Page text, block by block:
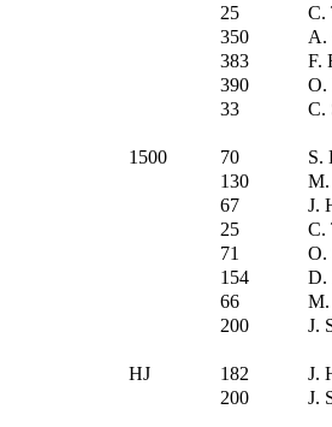
25
C.
350
A.
383
F.
390
O.
33
C.
1500 70 S.
130
M.
67
J.
25
C.
71
O.
154
D.
66
M.
200
J.
HJ 182 J.
200
J.